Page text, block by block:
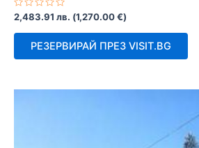
Оценено
с
0
2,483.91 лв. (1,270.00€)
РЕЗЕРВИРАЙ ПРЕЗ VISIT.BG